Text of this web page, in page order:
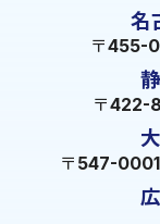
名
〒455-
〒422-
〒547-